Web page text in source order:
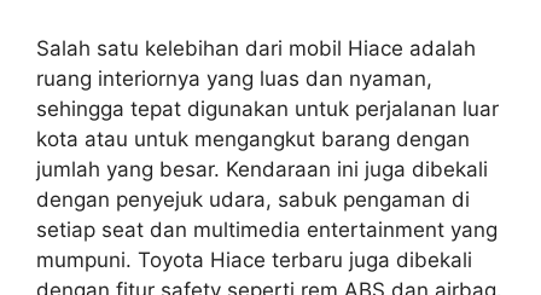
Salah satu kelebihan dari mobil Hiace adalah
ruang interiornya yang luas dan nyaman,
sehingga tepat digunakan untuk perjalanan luar
kota atau untuk mengangkut barang dengan
jumlah yang besar. Kendaraan ini juga dibekali
dengan penyejuk udara, sabuk pengaman di
setiap seat dan multimedia entertainment yang
mumpuni. Toyota Hiace terbaru juga dibekali
dengan fitur safety seperti rem ABS dan airbag.